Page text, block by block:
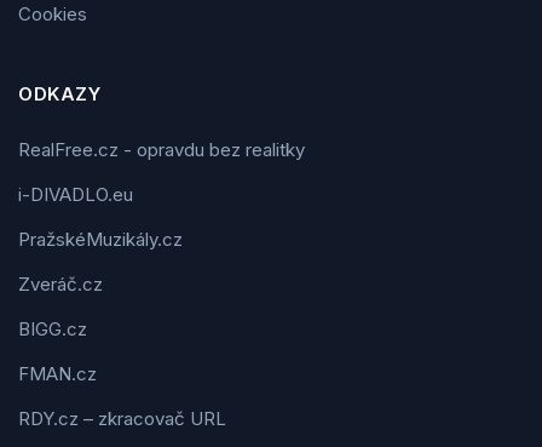
Cookies
ODKAZY
RealFree.cz - opravdu bez realitky
i-DIVADLO.eu
PražskéMuzikály.cz
Zveráč.cz
BIGG.cz
FMAN.cz
RDY.cz – zkracovač URL